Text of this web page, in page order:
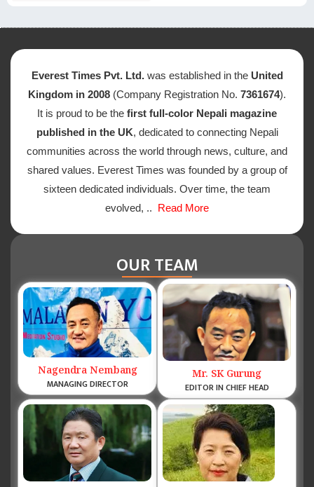
Everest Times Pvt. Ltd. was established in the United
Kingdom in 2008 (Company Registration No. 7361674).
It is proud to be the first full-color Nepali magazine
published in the UK, dedicated to connecting Nepali
communities across the world through news, culture, and
shared values. Everest Times was founded by a group of
sixteen dedicated individuals. Over time, the team
evolved, .. Read More
OUR TEAM
Nagendra Nembang
MANAGING DIRECTOR
Mr. SK Gurung
EDITOR IN CHIEF HEAD